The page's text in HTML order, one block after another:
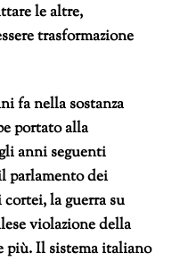
le altre,
trasformazione
fa nella sostanza
portato alla
anni seguenti
parlamento dei
la guerra su
violazione della
più.Il sistema italiano